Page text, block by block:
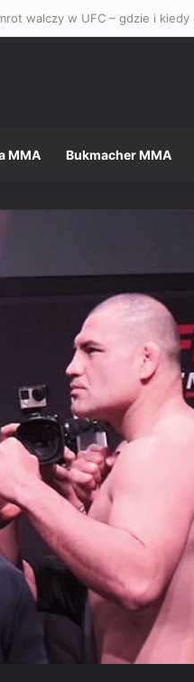
walczy w UFC – gdzie i
MMA Bukmacher MMA